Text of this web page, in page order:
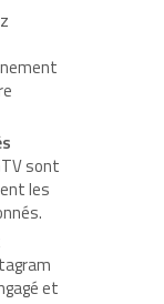
sont
les
et